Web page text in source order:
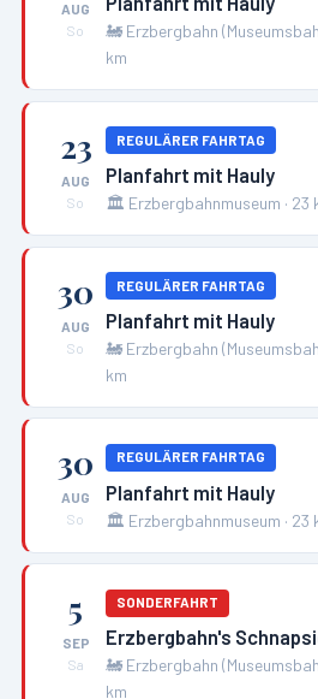
AUG
So
🚂 Erzbergbahn
km
23
AUG
So
REGULÄRER FAHRTAG
Planfahrt mit Hauly
🏛️ Erzbergbahnmuseum · 23
30
AUG
So
REGULÄRER FAHRTAG
Planfahrt mit Hauly
🚂 Erzbergbahn
km
30
AUG
So
REGULÄRER FAHRTAG
Planfahrt mit Hauly
🏛️ Erzbergbahnmuseum · 23
5
SEP
Sa
SONDERFAHRT
Erzbergbahn's
🚂 Erzbergbahn
km